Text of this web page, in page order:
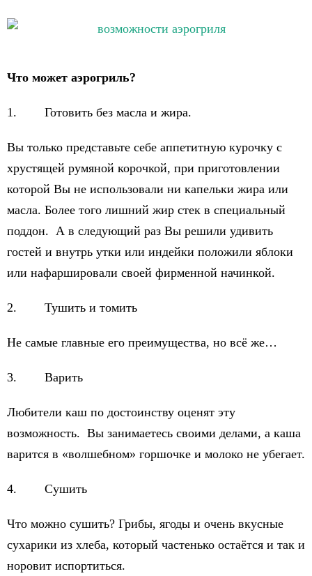
Что может аэрогриль?
1. Готовить без масла и жира.
Вы только представьте себе аппетитную курочку с
хрустящей румяной корочкой, при приготовлении
которой Вы не использовали ни капельки жира или
масла. Более того лишний жир стек в специальный
поддон. А в следующий раз Вы решили удивить
гостей и внутрь утки или индейки положили яблоки
или нафаршировали своей фирменной начинкой.
2. Тушить и томить
Не самые главные его преимущества, но всё же…
3. Варить
Любители каш по достоинству оценят эту
возможность. Вы занимаетесь своими делами, а каша
варится в «волшебном» горшочке и молоко не убегает.
4. Сушить
Что можно сушить? Грибы, ягоды и очень вкусные
сухарики из хлеба, который частенько остаётся и так и
норовит испортиться.